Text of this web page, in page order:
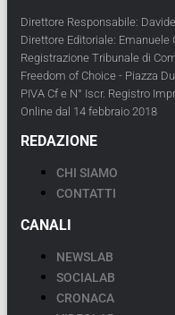
Direttore Responsabile:
Direttore Editoriale: Emanuele
Registrazione Tribunale di
Freedom of Choice - Piazza
PIVA Cf e N° Iscr. Registro
Online dal 14 febbraio 2018
REDAZIONE
CHI SIAMO
CONTATTI
CANALI
NEWSLAB
SOCIALAB
CRONACA